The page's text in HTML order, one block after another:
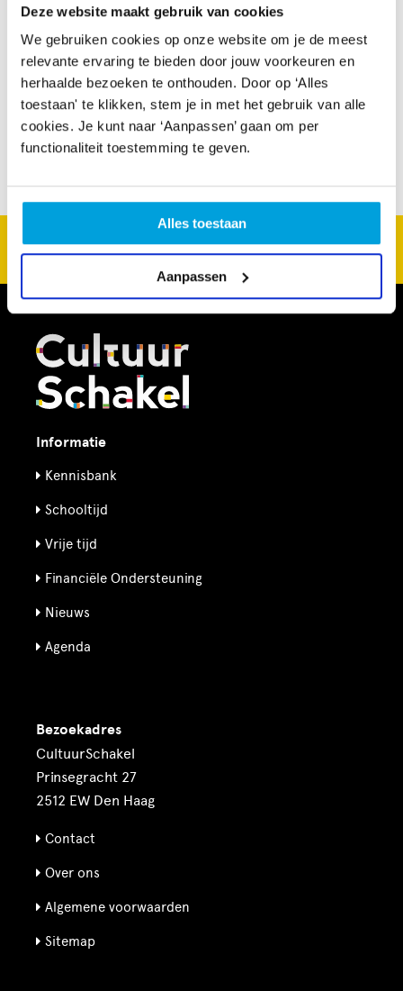
Deze website maakt gebruik van cookies
We gebruiken cookies op onze website om je de meest
relevante ervaring te bieden door jouw voorkeuren en
herhaalde bezoeken te onthouden. Door op ‘Alles
toestaan' te klikken, stem je in met het gebruik van alle
cookies. Je kunt naar ‘Aanpassen’ gaan om per
functionaliteit toestemming te geven.
Alles toestaan
Aanpassen
Het ontwikkelen en uitvoeren en produceren van
muziektheatervoorstellingen met nadruk op community
art.
Muziektheater
CultuurSchakel brengt je verder in kunst en cultuur in
Den Haag
Informatie
Kennisbank
Schooltijd
Vrije tijd
Financiële Ondersteuning
Nieuws
Agenda
Bezoekadres
CultuurSchakel
Prinsegracht 27
2512 EW Den Haag
Contact
Over ons
Algemene voorwaarden
Sitemap